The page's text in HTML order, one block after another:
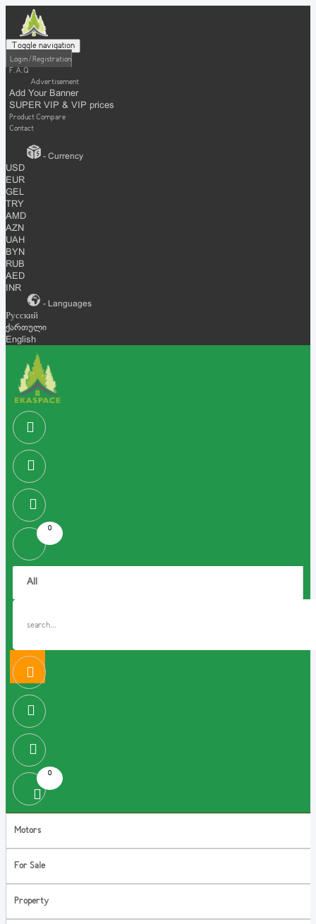
Toggle navigation
Login / Registration
F.A.Q
Advertisement
Add Your Banner
SUPER VIP & VIP prices
Product Compare
Contact
- Currency
USD
EUR
GEL
TRY
AMD
AZN
UAH
BYN
RUB
AED
INR
- Languages
Русский
ქართული
English
0
0
Motors
For Sale
Property